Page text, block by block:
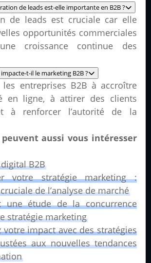
de leads est-elle importante en B2B ?
de leads est cruciale car elle
opportunités commerciales
croissance continue des
t-il le marketing B2B ?
les entreprises B2B à accroître
en ligne, à attirer des clients
à renforcer l’autorité de la
aussi vous intéresser
B2B
votre stratégie marketing :
de l’analyse de marché
une étude de la concurrence
stratégie marketing
votre impact avec des stratégies
aux nouvelles tendances